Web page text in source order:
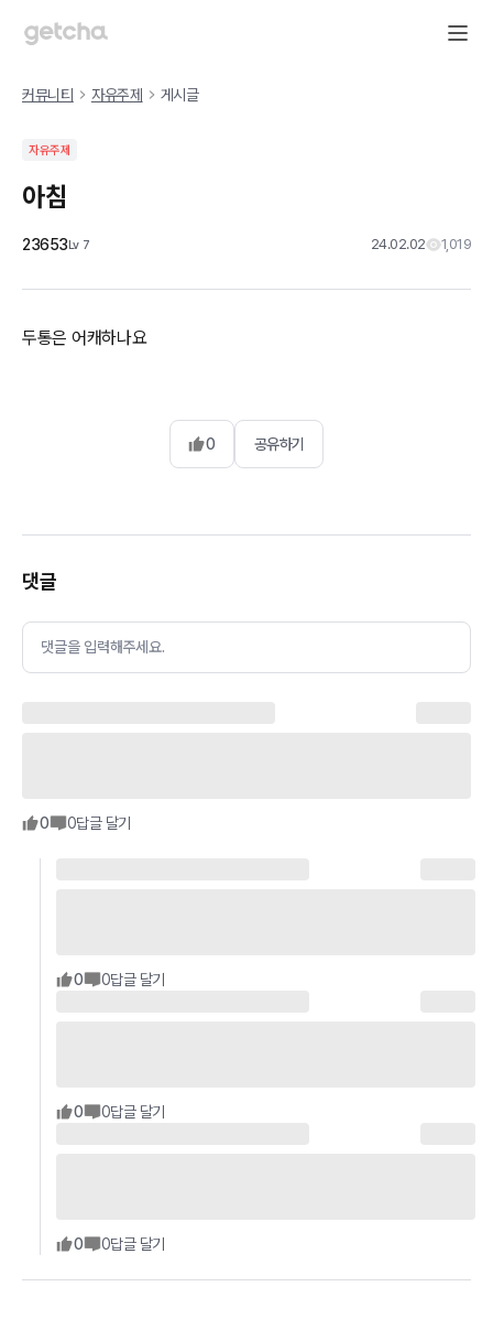
커뮤니티 자유주제 게시글
자유주제
아침
23653Lv 7 24.02.02 1,019
두통은 어캐하나요
0 공유하기
댓글
댓글을 입력해주세요.
0 0답글 달기
0 0답글 달기
0 0답글 달기
0 0답글 달기